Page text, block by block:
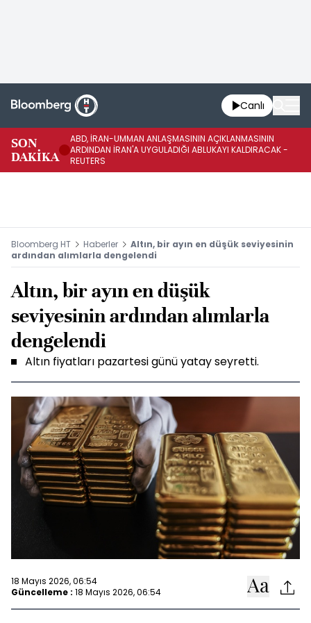
Canlı
SON
DAKİKA
ABD, İRAN-UMMAN ANLAŞMASININ AÇIKLANMASININ
ARDINDAN İRAN'A UYGULADIĞI ABLUKAYI KALDIRACAK -
REUTERS
Bloomberg HT Haberler
Altın, bir ayın en düşük seviyesinin
ardından alımlarla dengelendi
Altın, bir ayın en düşük
seviyesinin ardından alımlarla
dengelendi
Altın fiyatları pazartesi günü yatay seyretti.
18 Mayıs 2026, 06:54
Güncelleme : 18 Mayıs 2026, 06:54